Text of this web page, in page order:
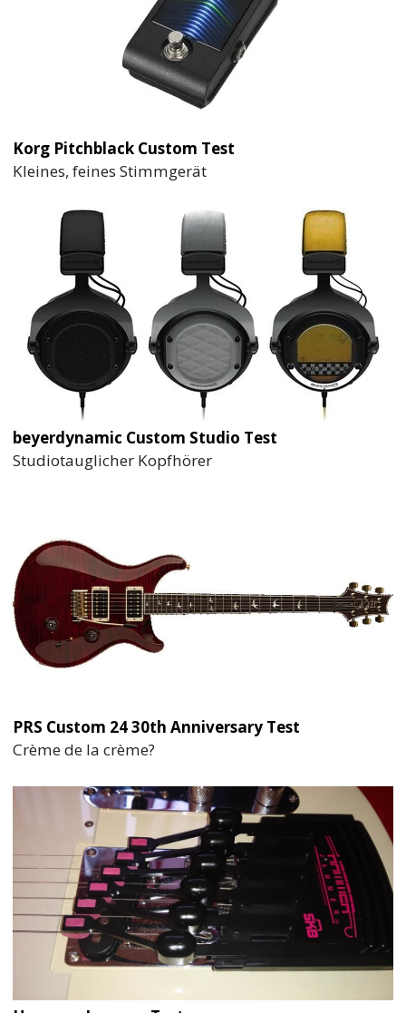
Korg Pitchblack Custom Test
Kleines, feines Stimmgerät
beyerdynamic Custom Studio Test
Studiotauglicher Kopfhörer
PRS Custom 24 30th Anniversary Test
Crème de la crème?